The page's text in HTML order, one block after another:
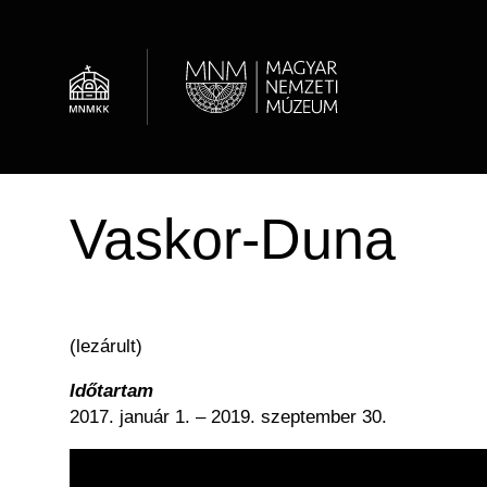
Látogatói információk
Családok
OMMIK
Képcsarnok
Vaskor-Duna
(lezárult)
Időtartam
2017. január 1. – 2019. szeptember 30.